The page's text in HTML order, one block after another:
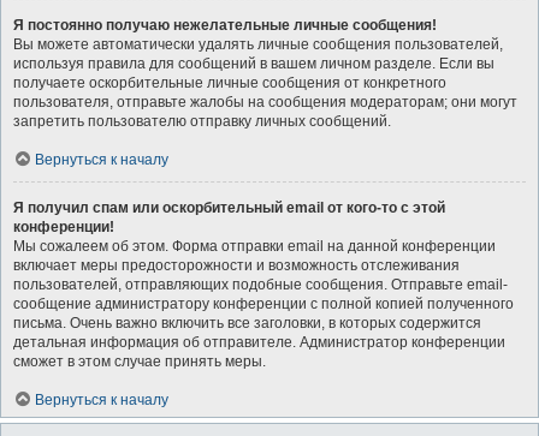
Я постоянно получаю нежелательные личные сообщения!
Вы можете автоматически удалять личные сообщения пользователей,
используя правила для сообщений в вашем личном разделе. Если вы
получаете оскорбительные личные сообщения от конкретного
пользователя, отправьте жалобы на сообщения модераторам; они могут
запретить пользователю отправку личных сообщений.
Вернуться к началу
Я получил спам или оскорбительный email от кого-то с этой
конференции!
Мы сожалеем об этом. Форма отправки email на данной конференции
включает меры предосторожности и возможность отслеживания
пользователей, отправляющих подобные сообщения. Отправьте email-
сообщение администратору конференции с полной копией полученного
письма. Очень важно включить все заголовки, в которых содержится
детальная информация об отправителе. Администратор конференции
сможет в этом случае принять меры.
Вернуться к началу